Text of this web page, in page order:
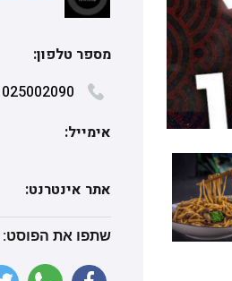
מספר טלפון:
025002090
אימייל:
אתר אינטרנט:
שתפו את הפוסט: